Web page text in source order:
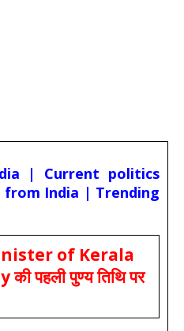
| Current politics
from India | Trending
of Kerala
पहली पुण्य तिथि पर